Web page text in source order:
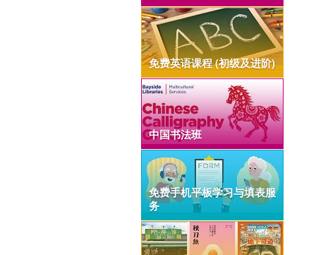
免费英语课程 (初级及进阶)
中国书法班
免费手机平板学习与填表服
务